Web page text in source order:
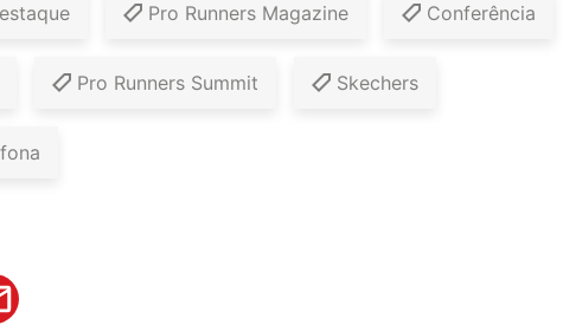
Pro Runners Magazine Conferência
Pro Runners Summit Skechers